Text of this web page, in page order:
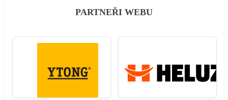
PARTNEŘI WEBU